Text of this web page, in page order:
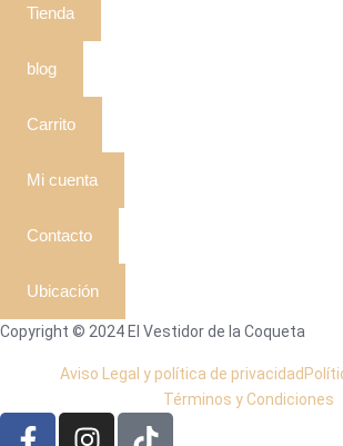
Tienda
blog
Carrito
Mi cuenta
Contacto
Ubicación
Copyright © 2024 El Vestidor de la Coqueta
Aviso Legal y política de privacidad
Términos y Condiciones